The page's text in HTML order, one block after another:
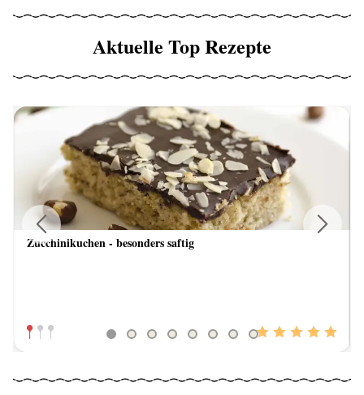
Aktuelle Top Rezepte
Zucchinikuchen - besonders saftig
Previous